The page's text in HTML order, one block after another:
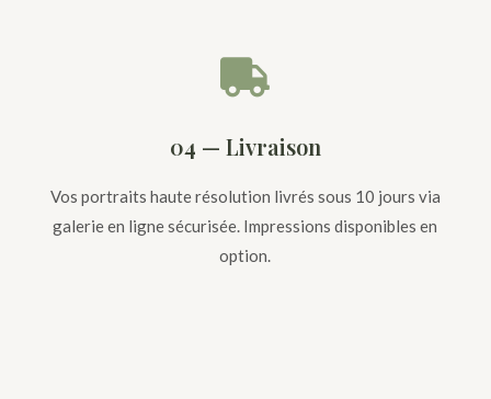

04 — Livraison
Vos portraits haute résolution livrés sous 10 jours via
galerie en ligne sécurisée. Impressions disponibles en
option.